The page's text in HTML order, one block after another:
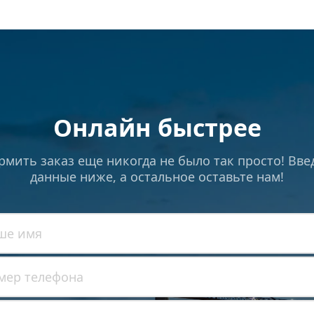
Онлайн быстрее
заказ еще никогда не было так просто!
данные ниже, а остальное оставьте нам!